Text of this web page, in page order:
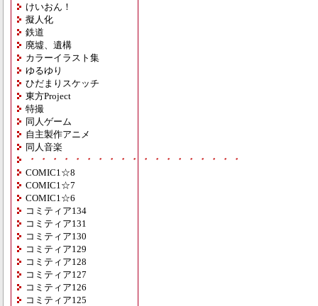
けいおん！
擬人化
鉄道
廃墟、遺構
カラーイラスト集
ゆるゆり
ひだまりスケッチ
東方Project
特撮
同人ゲーム
自主製作アニメ
同人音楽
・・・・・・・・・・・・・・・・・・・
COMIC1☆8
COMIC1☆7
COMIC1☆6
コミティア134
コミティア131
コミティア130
コミティア129
コミティア128
コミティア127
コミティア126
コミティア125